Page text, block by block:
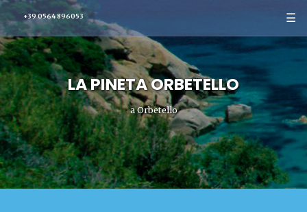
+39 0564 896053 ☰
LA PINETA ORBETELLO
a Orbetello